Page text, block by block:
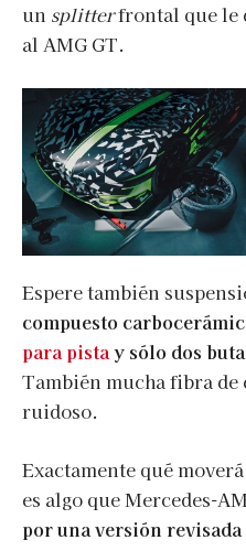
un splitterfrontal que le
al AMG GT.
Espere también
compuesto
para pistay sólo dos
También mucha fibra de
ruidoso.
Exactamente qué
es algo que Mercedes-
por una versión